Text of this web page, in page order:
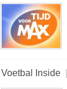
Geen rol
Gast
Onderwerp
Voetbal Inside